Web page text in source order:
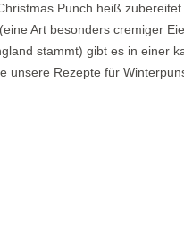
Punch heiß
Art besonders cremiger
stammt) gibt es in einer
unsere Rezepte für